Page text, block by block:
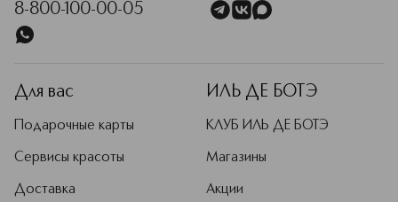
8-800-100-00-05
Для вас
Подарочные карты
Сервисы красоты
Доставка
ИЛЬ ДЕ БОТЭ
КЛУБ ИЛЬ ДЕ БОТЭ
Магазины
Акции